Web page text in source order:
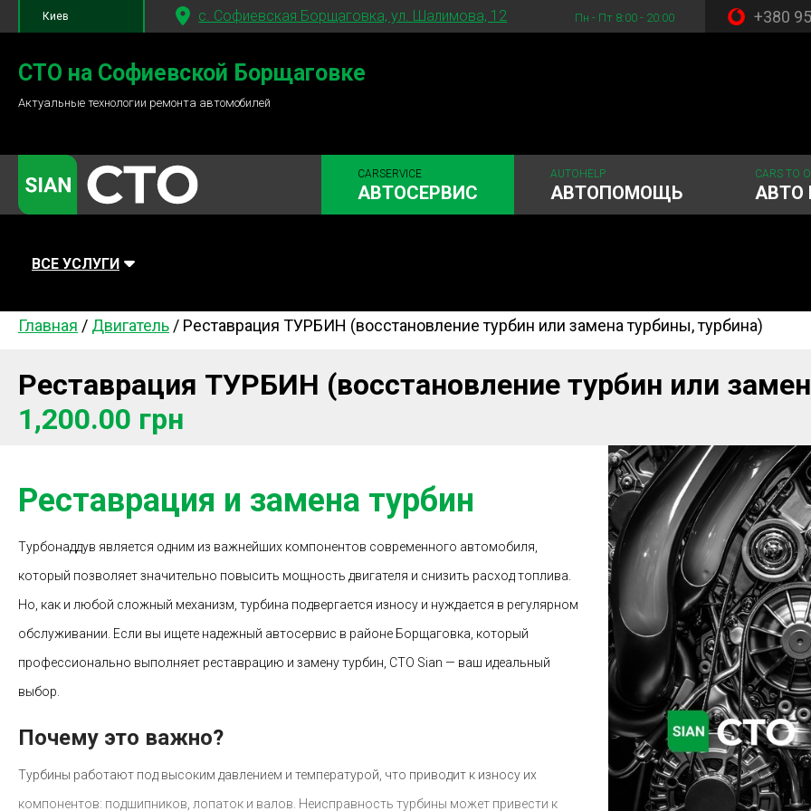
Киев c. Софиевская Борщаговка, ул. Шалимова, 12 Пн - Пт 8:00 - 20:00 +380 95
+380 95781-84-84
+380 98791-84-84
СТО на Софиевской Борщаговке
Актуальные технологии ремонта автомобилей
CARSERVICE
АВТОСЕРВИС
AUTOHELP
АВТОПОМОЩЬ
CARS TO
АВТО
ВСЕ УСЛУГИ
Автомойка Плановое ТО Топливная система Рулевое управления Акамуляторы
Тормозная система Замена Ремней
Главная / Двигатель / Реставрация ТУРБИН (восстановление турбин или замена турбины, турбина)
Реставрация ТУРБИН (восстановление турбин или
1,200.00 грн
Реставрация и замена турбин
Турбонаддув является одним из важнейших компонентов современного автомобиля,
который позволяет значительно повысить мощность двигателя и снизить расход топлива.
Но, как и любой сложный механизм, турбина подвергается износу и нуждается в регулярном
обслуживании. Если вы ищете надежный автосервис в районе Борщаговка, который
профессионально выполняет реставрацию и замену турбин, СТО Sian — ваш идеальный
выбор.
Почему это важно?
Турбины работают под высоким давлением и температурой, что приводит к износу их
компонентов: подшипников, лопаток и валов. Неисправность турбины может привести к